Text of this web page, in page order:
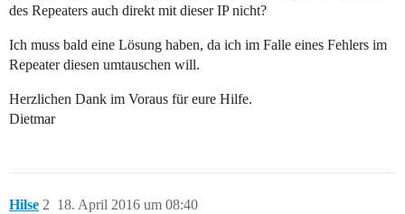
des Repeaters auch direkt mit dieser IP nicht?
Ich muss bald eine Lösung haben, da ich im Falle eines Fehlers im
Repeater diesen umtauschen will.
Herzlichen Dank im Voraus für eure Hilfe.
Dietmar
Hilse 18. April 2016 um 08:40
2